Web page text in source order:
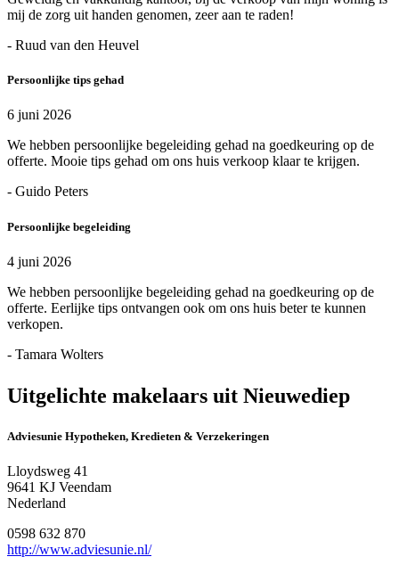
mij de zorg uit handen genomen, zeer aan te raden!
- Ruud van den Heuvel
Persoonlijke tips gehad
6 juni 2026
We hebben persoonlijke begeleiding gehad na goedkeuring op de
offerte. Mooie tips gehad om ons huis verkoop klaar te krijgen.
- Guido Peters
Persoonlijke begeleiding
4 juni 2026
We hebben persoonlijke begeleiding gehad na goedkeuring op de
offerte. Eerlijke tips ontvangen ook om ons huis beter te kunnen
verkopen.
- Tamara Wolters
Uitgelichte makelaars uit Nieuwediep
Adviesunie Hypotheken, Kredieten & Verzekeringen
Lloydsweg 41
9641 KJ Veendam
Nederland
0598 632 870
http://www.adviesunie.nl/